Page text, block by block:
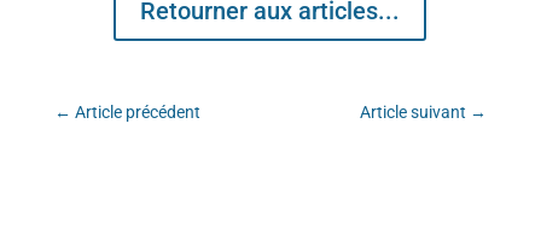
Retourner aux articles...
← Article précédent Article suivant →